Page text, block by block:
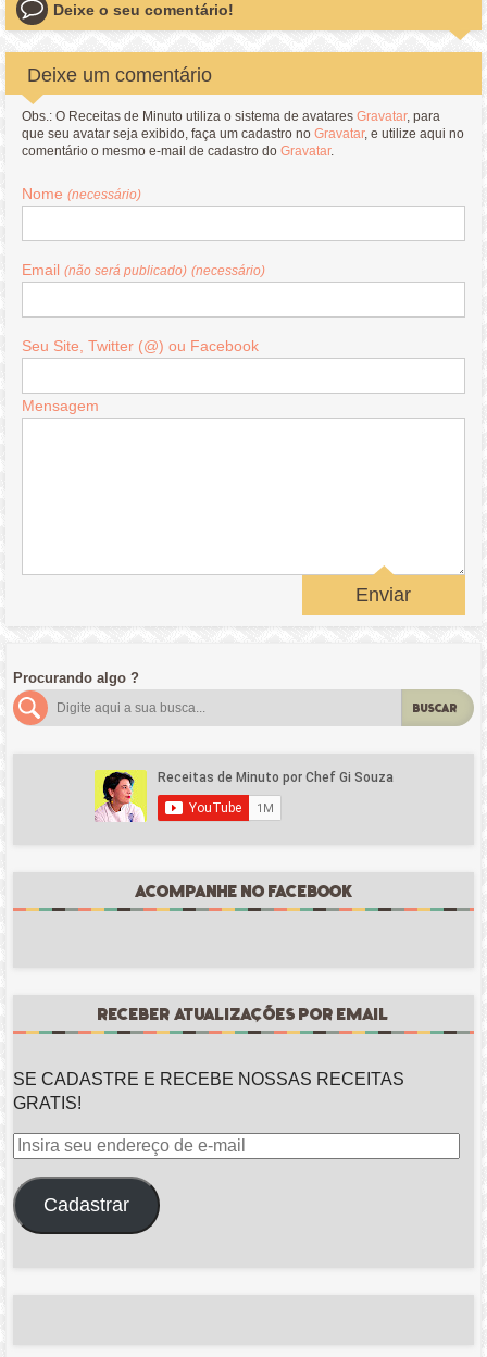
Deixe o seu comentário!
Deixe um comentário
Obs.: O Receitas de Minuto utiliza o sistema de avataresGravatar, para
que seu avatar seja exibido, faça um cadastro noGravatar, e utilize aqui no
comentário o mesmo e-mail de cadastro doGravatar.
Nome(necessário)
Email(não será publicado) (necessário)
Seu Site, Twitter (@) ou Facebook
Mensagem
Enviar
Procurando algo ?
BUSCAR
ACOMPANHE NO FACEBOOK
RECEBER ATUALIZAÇÕES POR EMAIL
SE CADASTRE E RECEBE NOSSAS RECEITAS
GRATIS!
Insira
endereço
de
Cadastrar